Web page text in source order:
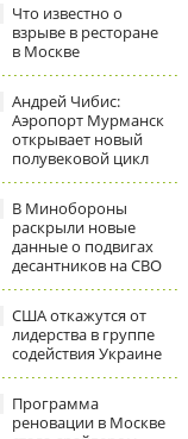
Что известно о
взрыве в ресторане
в Москве
Андрей Чибис:
Аэропорт Мурманск
открывает новый
полувековой цикл
В Минобороны
раскрыли новые
данные о подвигах
десантников на СВО
США откажутся от
лидерства в группе
содействия Украине
Программа
реновации в Москве